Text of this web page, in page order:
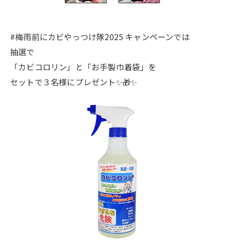
#梅雨前にカビやっつけ隊2025 キャンペーンでは
抽選で
「カビコロリン」と「お手製巾着袋」を
セットで３名様にプレゼント✨🎁✨